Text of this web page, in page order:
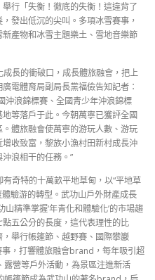
行「失衡！徹底的失衡！這違背了
發出低沉的尖叫。多項冰雪賽事，
產物和冰雪主題樂土、雪地音樂節
長的衝破口，成長體旅融會，把上
電體育局副局長黨福儉告知記者：
沖浪錦標賽、全國青少年沖浪錦標
等落戶于此。今朝萬寧已獲評全國
體旅融會使萬寧的游玩人數、游玩
收致富，黎族小漁村田新村成長沖
浪相干的任務。”
奇特的十萬畝平地草甸，以“平地草
驗游的轉型。武功山戶外財產成長
精準掌握‘年青化和體驗化’的市場趨
五公分的長度，這代表理性的比
舉行帳篷節、越野賽、國際攀巖
，打響體旅融會brand，每年吸引超
露營等戶外活動，為景區注進新活